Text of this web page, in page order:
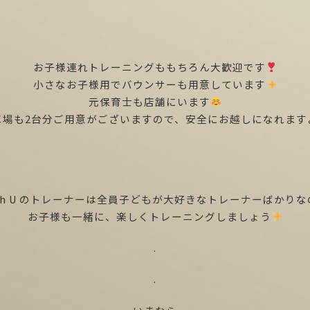
お子様連れトレーニングももちろん大歓迎です
小さなお子様用でバウンサーも用意しています
元保育士も店舗にいます
も2台分ご用意がございますので、安全にお越しになれます
U のトレーナーは全員子どもが大好きなトレーナーばかりな
お子様も一緒に、楽しくトレーニングしましょう
.
.